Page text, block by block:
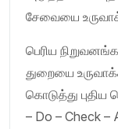
சேவையை
பெரிய
துறையை
கொடுத்து
– Do – Check